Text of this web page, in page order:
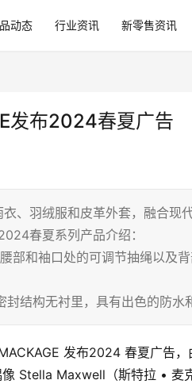
动态 行业资讯 新零售资讯
发布2024春夏广告
、羽绒服和皮革外套，融合现
春夏系列产品介绍：
部和袖口处的可调节抽绳以及
结构无衬里，具有出色的防水
发布2024 春夏广告
Stella Maxwell（斯特拉 • 麦